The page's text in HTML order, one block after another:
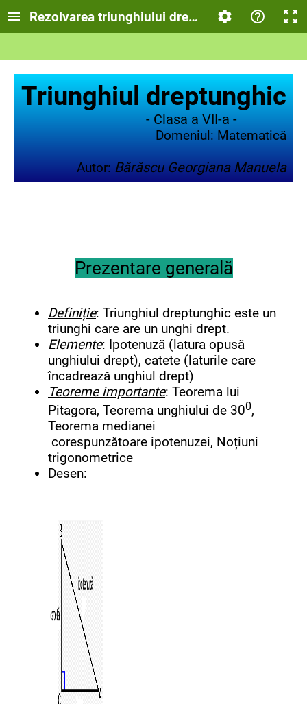
Rezolvarea triunghiului dreptunghic
Triunghiul dreptunghic
- Clasa a VII-a -
Domeniul: Matematică
Autor: Bărăscu Georgiana Manuela
Prezentare generală
Definiție: Triunghiul dreptunghic este un
triunghi care are un unghi drept.
Elemente: Ipotenuză (latura opusă
unghiului drept), catete (laturile care
încadrează unghiul drept)
Teoreme importante: Teorema lui
Pitagora, Teorema unghiului de 300,
Teorema medianei
corespunzătoare ipotenuzei, Noțiuni
trigonometrice
Desen: